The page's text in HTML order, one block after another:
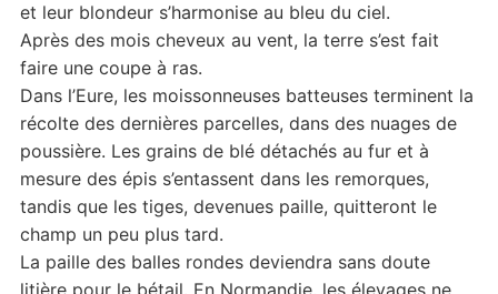
et leur blondeur s’harmonise au bleu du ciel.
Après des mois cheveux au vent, la terre s’est fait
faire une coupe à ras.
Dans l’Eure, les moissonneuses batteuses terminent la
récolte des dernières parcelles, dans des nuages de
poussière. Les grains de blé détachés au fur et à
mesure des épis s’entassent dans les remorques,
tandis que les tiges, devenues paille, quitteront le
champ un peu plus tard.
La paille des balles rondes deviendra sans doute
litière pour le bétail. En Normandie, les élevages ne